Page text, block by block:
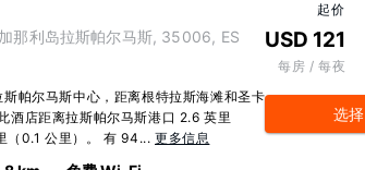
那利岛拉斯帕尔马斯, 35006, ES
帕尔马斯中心，距离根特拉斯海滩和圣卡
酒店距离拉斯帕尔马斯港口 2.6 英里
（0.1 公里）。 有 94...更多信息
起价
USD 121
每房 / 每夜
选择